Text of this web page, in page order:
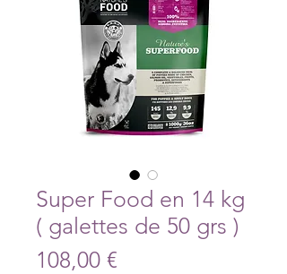
Super Food en 14 kg
( galettes de 50 grs )
108,00 €